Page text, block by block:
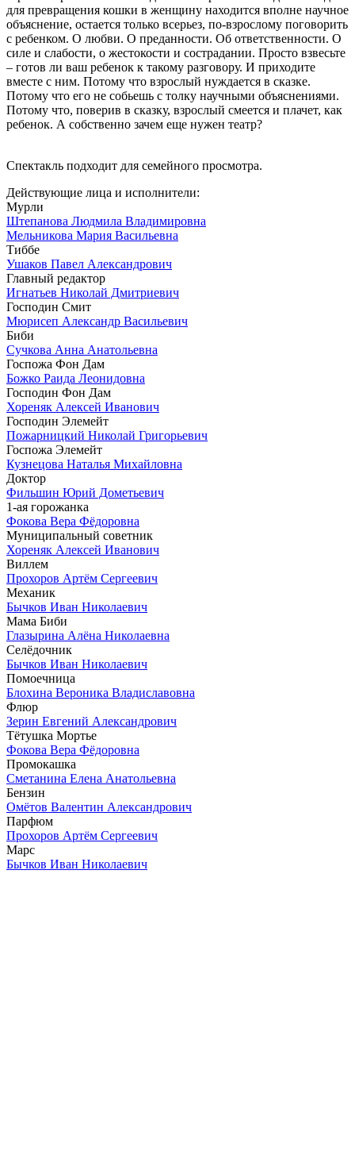
для превращения кошки в женщину находится вполне научное
объяснение, остается только всерьез, по-взрослому поговорить
с ребенком. О любви. О преданности. Об ответственности. О
силе и слабости, о жестокости и сострадании. Просто взвесьте
– готов ли ваш ребенок к такому разговору. И приходите
вместе с ним. Потому что взрослый нуждается в сказке.
Потому что его не собьешь с толку научными объяснениями.
Потому что, поверив в сказку, взрослый смеется и плачет, как
ребенок. А собственно зачем еще нужен театр?
Спектакль подходит для семейного просмотра.
Действующие лица и исполнители:
Мурли
Штепанова Людмила Владимировна
Мельникова Мария Васильевна
Тиббе
Ушаков Павел Александрович
Главный редактор
Игнатьев Николай Дмитриевич
Господин Смит
Мюрисеп Александр Васильевич
Биби
Сучкова Анна Анатольевна
Госпожа Фон Дам
Божко Раида Леонидовна
Господин Фон Дам
Хореняк Алексей Иванович
Господин Элемейт
Пожарницкий Николай Григорьевич
Госпожа Элемейт
Кузнецова Наталья Михайловна
Доктор
Фильшин Юрий Дометьевич
1-ая горожанка
Фокова Вера Фёдоровна
Муниципальный советник
Хореняк Алексей Иванович
Виллем
Прохоров Артём Сергеевич
Механик
Бычков Иван Николаевич
Мама Биби
Глазырина Алёна Николаевна
Селёдочник
Бычков Иван Николаевич
Помоечница
Блохина Вероника Владиславовна
Флюр
Зерин Евгений Александрович
Тётушка Мортье
Фокова Вера Фёдоровна
Промокашка
Сметанина Елена Анатольевна
Бензин
Омётов Валентин Александрович
Парфюм
Прохоров Артём Сергеевич
Марс
Бычков Иван Николаевич